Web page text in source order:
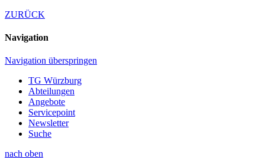
ZURÜCK
Navigation
Navigation überspringen
TG Würzburg
Abteilungen
Angebote
Servicepoint
Newsletter
Suche
nach oben